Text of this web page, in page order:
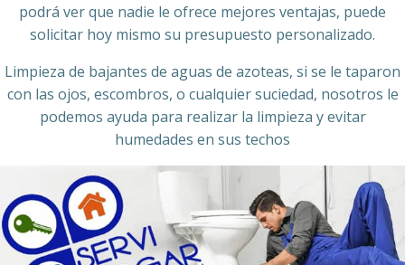
podrá ver que nadie le ofrece mejores ventajas, puede
solicitar hoy mismo su presupuesto personalizado.
Limpieza de bajantes de aguas de azoteas, si se le taparon
con las ojos, escombros, o cualquier suciedad, nosotros le
podemos ayuda para realizar la limpieza y evitar
humedades en sus techos